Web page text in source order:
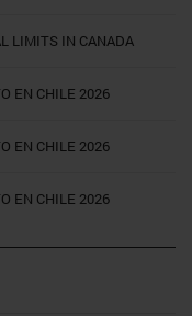
LIMITS IN CANADA
EN CHILE 2026
EN CHILE 2026
EN CHILE 2026